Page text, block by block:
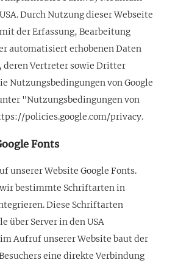
Durch Nutzung dieser Webseite
der Erfassung, Bearbeitung
automatisiert erhobenen Daten
deren Vertreter sowie Dritter
Nutzungsbedingungen von Google
"Nutzungsbedingungen von
policies.google.com/privacy.
Fonts
unserer Website Google Fonts.
bestimmte Schriftarten in
Diese Schriftarten
über Server in den USA
Aufruf unserer Website baut der
eine direkte Verbindung